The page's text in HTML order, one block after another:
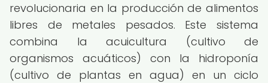
revolucionaria en la producción de alimentos
libres de metales pesados. Este sistema
combina la acuicultura (cultivo de
organismos acuáticos) con la hidroponía
(cultivo de plantas en agua) en un ciclo